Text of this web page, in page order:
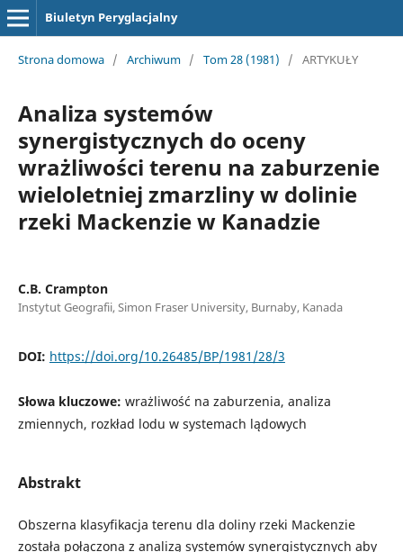
Biuletyn Peryglacjalny
Strona domowa / Archiwum / Tom 28 (1981) / ARTYKUŁY
Analiza systemów
synergistycznych do oceny
wrażliwości terenu na zaburzenie
wieloletniej zmarzliny w dolinie
rzeki Mackenzie w Kanadzie
C.B. Crampton
Instytut Geografii, Simon Fraser University, Burnaby, Kanada
DOI: https://doi.org/10.26485/BP/1981/28/3
Słowa kluczowe: wrażliwość na zaburzenia, analiza
zmiennych, rozkład lodu w systemach lądowych
Abstrakt
Obszerna klasyfikacja terenu dla doliny rzeki Mackenzie
została połączona z analizą systemów synergistycznych aby